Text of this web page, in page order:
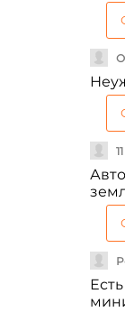
11